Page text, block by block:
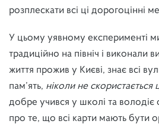
розплескати всі ці дорогоцінні
У цьому уявному експерименті
традиційно на північ і виконали
життя прожив у Києві, знає всі
пам’ять, ніколи не скористається
добре учився у школі та володіє
про те, що всі карти мають бути